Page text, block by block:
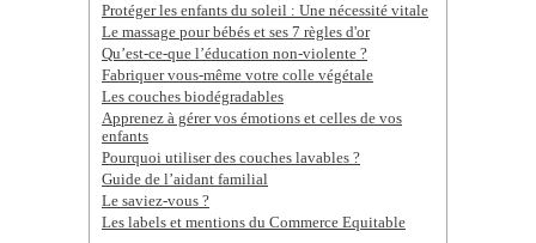
Protéger les enfants du soleil : Une nécessité vitale
Le massage pour bébés et ses 7 règles d'or
Qu’est-ce-que l’éducation non-violente ?
Fabriquer vous-même votre colle végétale
Les couches biodégradables
Apprenez à gérer vos émotions et celles de vos
enfants
Pourquoi utiliser des couches lavables ?
Guide de l’aidant familial
Le saviez-vous ?
Les labels et mentions du Commerce Equitable